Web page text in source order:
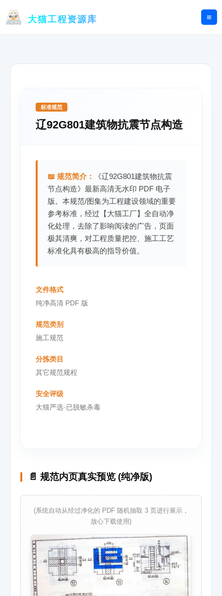
大猫工程资源库
标准规范
辽92G801建筑物抗震节点构造
📖 规范简介：
《辽92G801建筑物抗震
节点构造》最新高清无水印 PDF 电子
版。本规范/图集为工程建设领域的重要
参考标准，经过【大猫工厂】全自动净
化处理，去除了影响阅读的广告，页面
极其清爽，对工程质量把控、施工工艺
标准化具有极高的指导价值。
文件格式
纯净高清 PDF 版
规范类别
施工规范
分拣类目
其它规范规程
安全评级
大猫严选·已脱敏杀毒
📄 规范内页真实预览 (纯净版)
(系统自动从经过净化的 PDF 随机抽取 3 页进行展示，
放心下载使用)